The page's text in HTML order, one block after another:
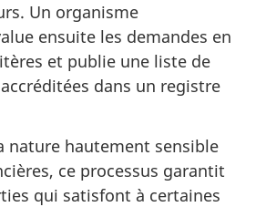
Un organisme
ensuite les demandes en
et publie une liste de
dans un registre
nature hautement sensible
ce processus garantit
qui satisfont à certaines